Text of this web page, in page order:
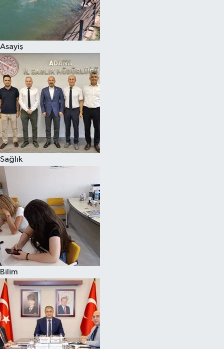
Asayiş
Sağlık
Bilim